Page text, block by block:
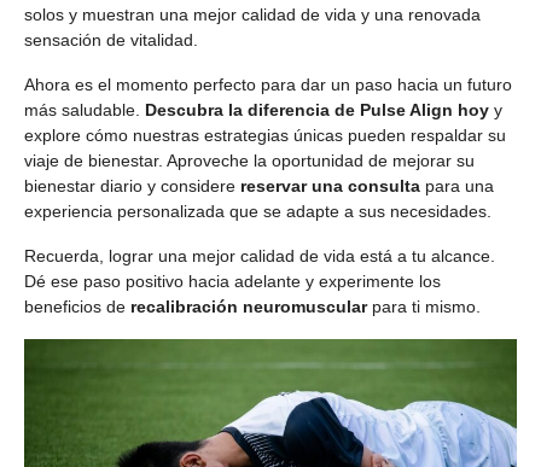
solos y muestran una mejor calidad de vida y una renovada
sensación de vitalidad.
Ahora es el momento perfecto para dar un paso hacia un futuro
más saludable. Descubra la diferencia de Pulse Align hoy y
explore cómo nuestras estrategias únicas pueden respaldar su
viaje de bienestar. Aproveche la oportunidad de mejorar su
bienestar diario y considere reservar una consulta para una
experiencia personalizada que se adapte a sus necesidades.
Recuerda, lograr una mejor calidad de vida está a tu alcance.
Dé ese paso positivo hacia adelante y experimente los
beneficios de recalibración neuromuscularpara ti mismo.